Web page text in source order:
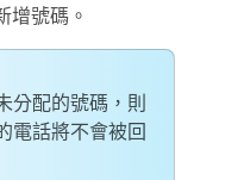
增號碼。
分配的號碼，則
電話將不會被回